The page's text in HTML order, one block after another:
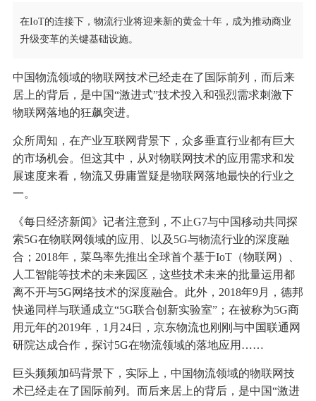
在IoT的连接下，物流行业将迎来新的黄金十年，成为推动商业
升级变革的关键基础设施。
中国物流领域的物联网技术已经走在了国际前列，而后来
居上的背后，是中国“激进式”技术投入和强烈需求刺激下
物联网落地的狂飙突进。
众所周知，在产业互联网背景下，众多垂直行业都有巨大
的市场机会。但这其中，从对物联网技术的应用需求和发
展速度来看，物流又毋庸置疑是物联网落地最快的行业之
一。
《每日经济新闻》记者注意到，不止G7与中国移动共同探
索5G在物联网领域的应用、以及5G与物流行业的深度融
合；2018年，菜鸟率先推出全球首个基于IoT（物联网）、
人工智能等技术的未来园区，这些技术未来的批量运用都
离不开与5G网络技术的深度融合。此外，2018年9月，德邦
快递同样与联通成立“5G联合创新实验室”；在被称为5G商
用元年的2019年，1月24日，京东物流也刚刚与中国联通网
研院达成合作，探讨5G在物流领域的落地应用……
巨头频频加码背景下，实际上，中国物流领域的物联网技
术已经走在了国际前列。而后来居上的背后，是中国“激进